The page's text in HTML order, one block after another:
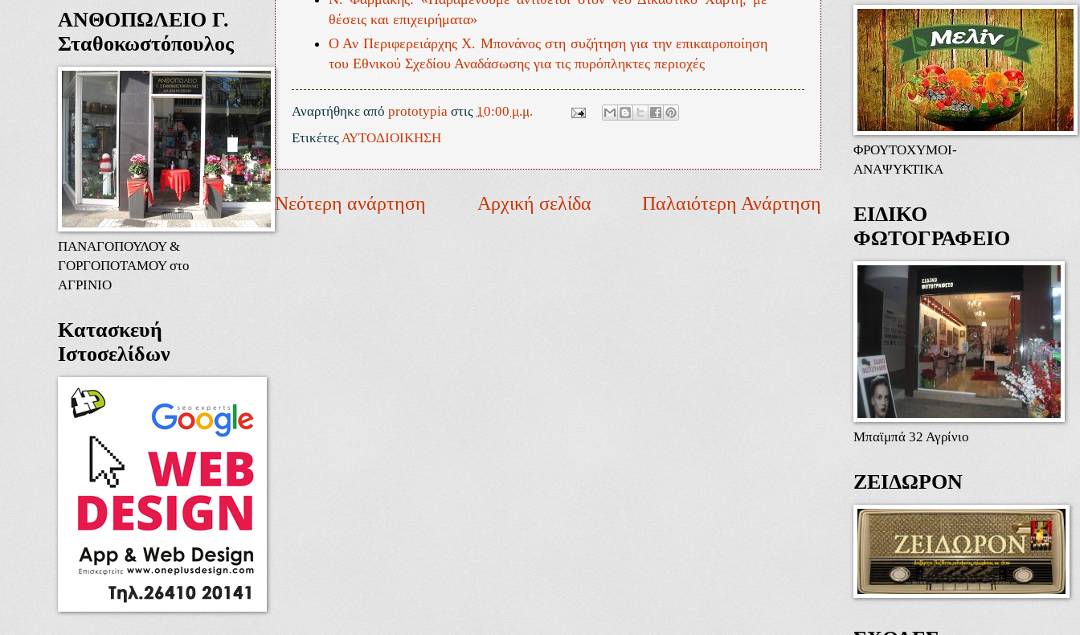
θέσεις και επιχειρήματα»
Ο Αν Περιφερειάρχης Χ. Μπονάνος στη συζήτηση για την επικαιροποίηση
του Εθνικού Σχεδίου Αναδάσωσης για τις πυρόπληκτες περιοχές
Αναρτήθηκε από prototypia στις 10:00 μ.μ.
ΕτικέτεςΑΥΤΟΔΙΟΙΚΗΣΗ
Νεότερη ανάρτηση Παλαιότερη Ανάρτηση
Αρχική σελίδα
ΑΝΘΟΠΩΛΕΙΟ Γ.
Σταθοκωστόπουλος
ΠΑΝΑΓΟΠΟΥΛΟΥ &
ΓΟΡΓΟΠΟΤΑΜΟΥ στο
ΑΓΡΙΝΙΟ
Κατασκευή
Ιστοσελίδων
ΦΡΟΥΤΟΧΥΜΟΙ-
ΑΝΑΨΥΚΤΙΚΑ
ΕΙΔΙΚΟ
ΦΩΤΟΓΡΑΦΕΙΟ
Μπαϊμπά 32 Αγρίνιο
ΖΕΙΔΩΡΟΝ